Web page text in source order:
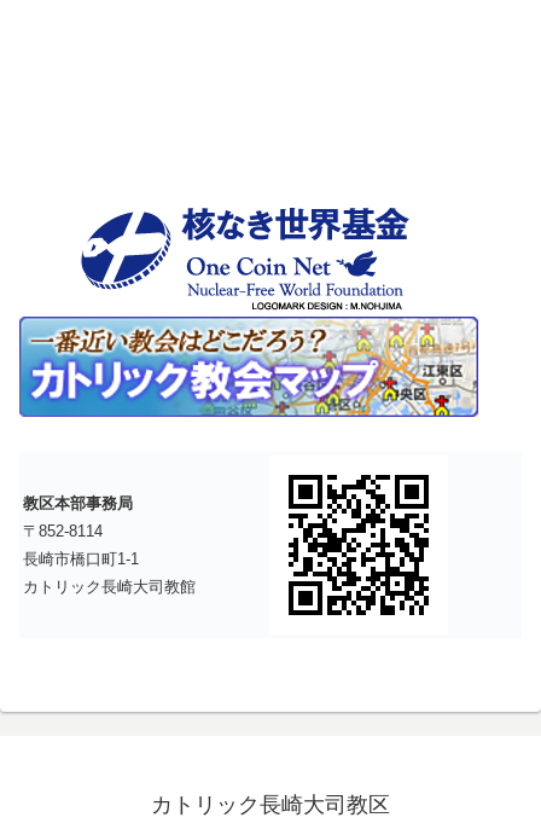
教区本部事務局
〒852-8114
長崎市橋口町1-1
カトリック長崎大司教館
カトリック長崎大司教区